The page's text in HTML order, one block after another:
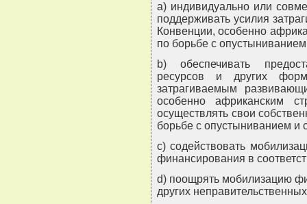
a) индивидуально или
поддерживать усилия
Конвенции, особенно
по борьбе с
b) обеспечивать
ресурсов и других
затрагиваемым
особенно африканским
осуществлять свои
борьбе с опустыниванием и
c) содействовать
финансирования в
d) поощрять мобилизацию
других